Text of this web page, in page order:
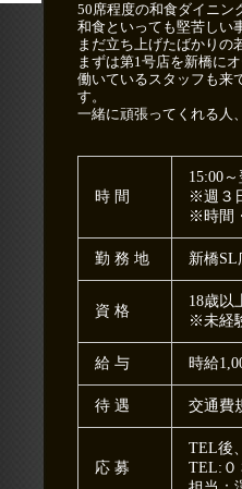
50席程度の和食ダイニン
和食といっても堅苦しい
まだ立ち上げたばかりの
まずは第1号店を新橋にオ
働いているスタッフも来
す。
一緒に頑張ってくれる人
時間
15:00
※週３
※時間
勤務地 新橋SL
資格
18歳以
※未経
給与 時給
待遇 交通費
応募
TEL後
TEL:０